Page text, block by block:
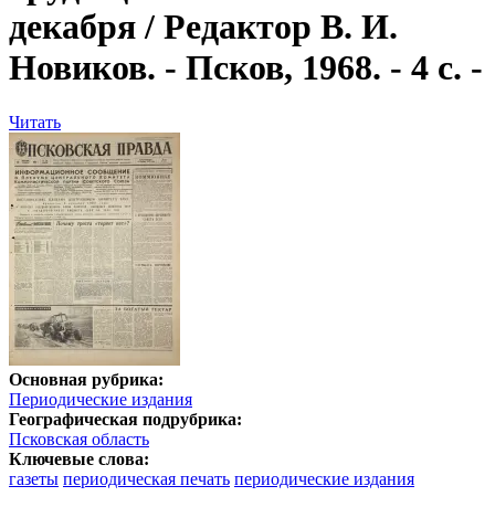
декабря / Редактор В. И.
Новиков. - Псков, 1968. - 4 с. -
Читать
Основная рубрика:
Периодические издания
Географическая подрубрика:
Псковская область
Ключевые слова:
газеты периодическая печать периодические издания